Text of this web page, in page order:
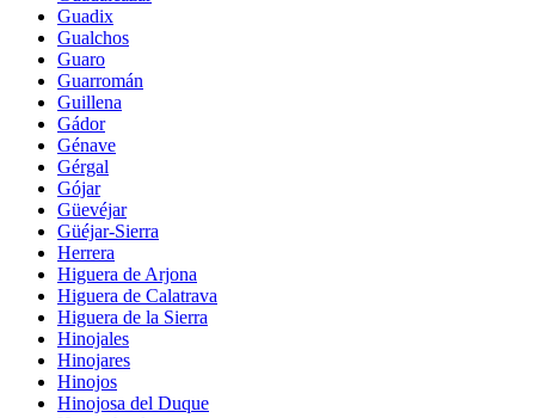
Guadix
Gualchos
Guaro
Guarromán
Guillena
Gádor
Génave
Gérgal
Gójar
Güevéjar
Güéjar-Sierra
Herrera
Higuera de Arjona
Higuera de Calatrava
Higuera de la Sierra
Hinojales
Hinojares
Hinojos
Hinojosa del Duque